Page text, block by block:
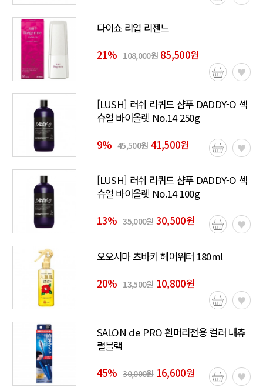
다이쇼 리업 리젠느
21% 108,000원85,500원
[LUSH] 러쉬 리퀴드 샴푸 DADDY-O 섹
슈얼 바이올렛 No.14 250g
9% 45,500원41,500원
[LUSH] 러쉬 리퀴드 샴푸 DADDY-O 섹
슈얼 바이올렛 No.14 100g
13% 35,000원30,500원
오오시마 츠바키 헤어워터 180ml
20% 13,500원10,800원
SALON de PRO 흰머리전용 컬러 내츄
럴블랙
45% 30,000원16,600원